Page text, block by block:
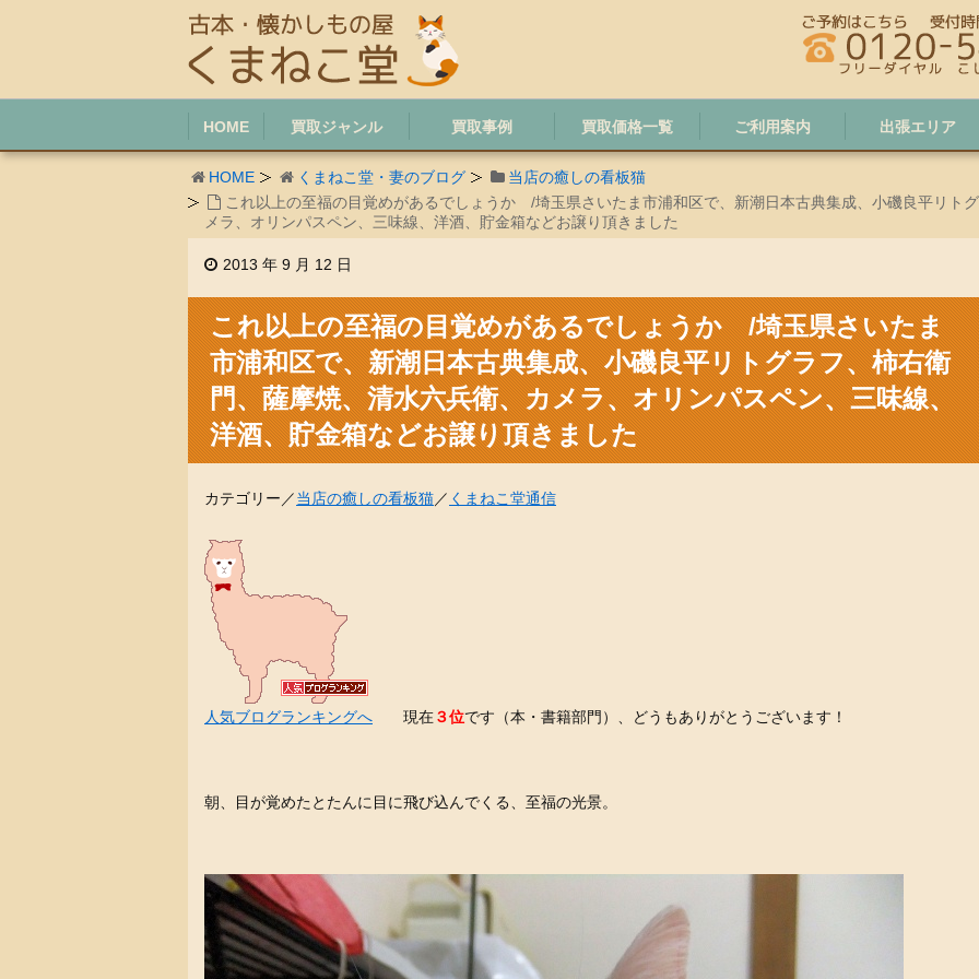
HOME 買取ジャンル 買取事例 買取価格一覧 ご利用案内 出張エリア
HOME くまねこ堂・妻のブログ
当店の癒しの看板猫
これ以上の至福の目覚めがあるでしょうか /埼玉県さいたま市浦和区で、新潮日本古典集成、小磯良平リト
メラ、オリンパスペン、三味線、洋酒、貯金箱などお譲り頂きました
2013 年 9 月 12 日
これ以上の至福の目覚めがあるでしょうか /埼玉県さいたま
市浦和区で、新潮日本古典集成、小磯良平リトグラフ、柿右衛
門、薩摩焼、清水六兵衛、カメラ、オリンパスペン、三味線、
洋酒、貯金箱などお譲り頂きました
カテゴリー／当店の癒しの看板猫／ くまねこ堂通信
人気ブログランキングへ 現在３位です（本・書籍部門）、どうもありがとうございます！
朝、目が覚めたとたんに目に飛び込んでくる、至福の光景。